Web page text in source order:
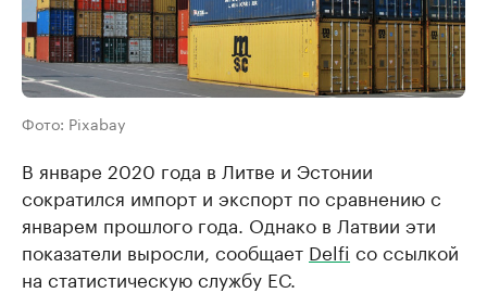
Фото: Pixabay
В январе 2020 года в Литве и Эстонии
сократился импорт и экспорт по сравнению с
январем прошлого года. Однако в Латвии эти
показатели выросли, сообщает Delfi со ссылкой
на статистическую службу ЕС.